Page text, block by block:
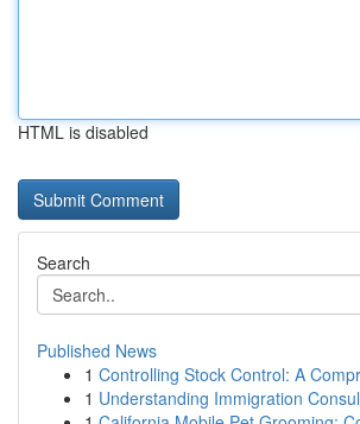
HTML is disabled
Search
Published News
1 Controlling Stock Control: A
1 Understanding Immigration